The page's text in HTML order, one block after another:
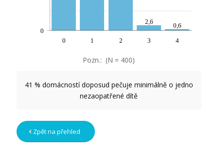
2,6
0,6
0 1 2 3 4
0
Pozn.: (N = 400)
41 % domácností doposud pečuje minimálně o jedno
nezaopatřené dítě
Zpět na přehled